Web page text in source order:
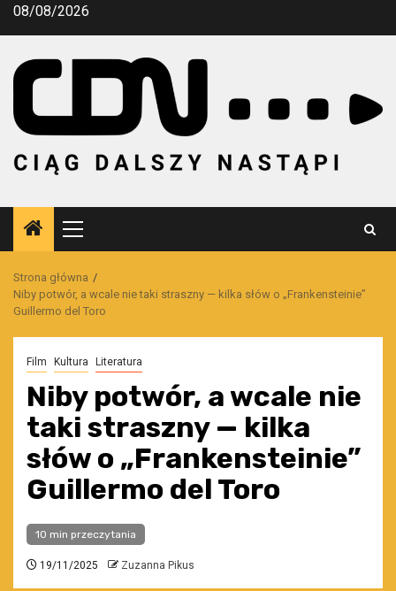
Przejdź
08/08/2026
Menu
główne
Strona główna
Niby potwór, a wcale nie taki straszny — kilka słów o „Frankensteinie”
Guillermo del Toro
Film Kultura Literatura
Niby potwór, a wcale nie
taki straszny — kilka
słów o „Frankensteinie”
Guillermo del Toro
10 min przeczytania
19/11/2025 Zuzanna Pikus